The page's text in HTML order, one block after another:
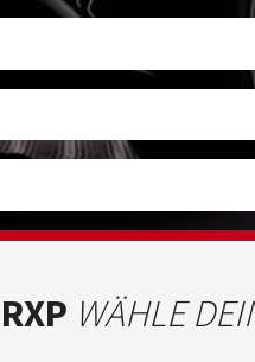
WÄHLE